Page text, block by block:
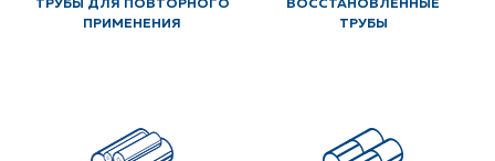
ТРУБЫ ДЛЯ ПОВТОРНОГО
ПРИМЕНЕНИЯ
ВОССТАНОВЛЕННЫЕ
ТРУБЫ